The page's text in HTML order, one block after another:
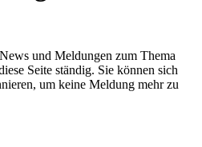
und Meldungen zum Thema
Seite ständig. Sie können sich
um keine Meldung mehr zu